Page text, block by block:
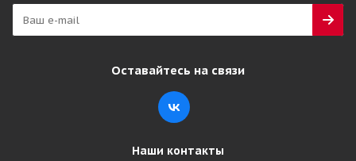
Оставайтесь на связи
Наши контакты